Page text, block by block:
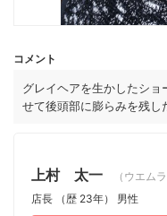
コメント
グレイヘアを生かしたショ
せて後頭部に膨らみを残し
上村 太一
（ウエム
店長
（歴 23年） 男性